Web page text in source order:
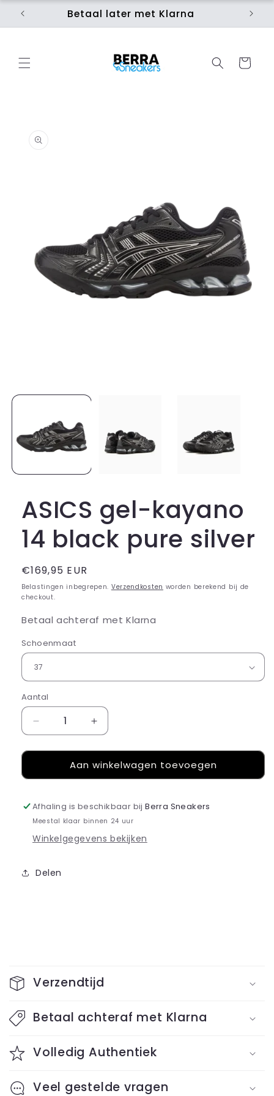
naar de
content
Betaal later met Klarna
Winkelwagen
in
ASICS gel-kayano
14 black pure silver
Normale
prijs
€169,95 EUR
Belastingen inbegrepen. Verzendkosten worden berekend bij de
checkout.
Betaal achteraf met Klarna
Schoenmaat
Aantal
Aantal
verlagen
voor
gel-
14
black
silver
Aantal
verhogen
voor
ASICS
gel-
14
black
silver
Aan winkelwagen toevoegen
Afhaling is beschikbaar bijBerra Sneakers
Meestal klaar binnen 24 uur
Winkelgegevens bekijken
Delen
n
l
p
b
Verzendtijd
Betaal achteraf met Klarna
Volledig Authentiek
Veel gestelde vragen